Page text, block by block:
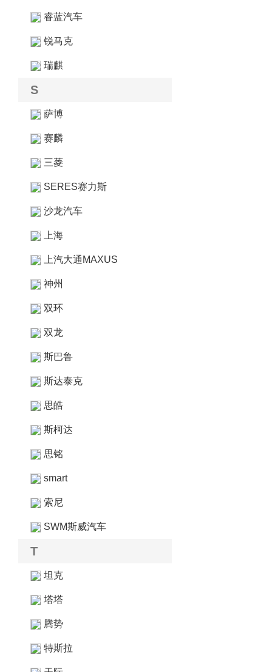
睿蓝汽车
锐马克
瑞麒
S
萨博
赛麟
三菱
SERES赛力斯
沙龙汽车
上海
上汽大通MAXUS
神州
双环
双龙
斯巴鲁
斯达泰克
思皓
斯柯达
思铭
smart
索尼
SWM斯威汽车
T
坦克
塔塔
腾势
特斯拉